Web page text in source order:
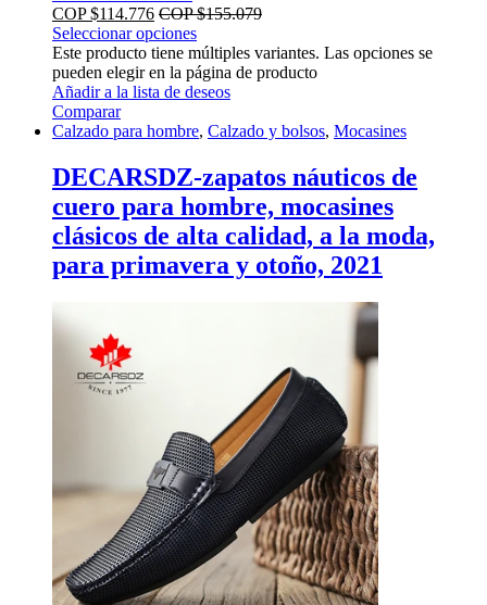
COP $114.776 COP $155.079
Seleccionar opciones
Este producto tiene múltiples variantes. Las opciones se
pueden elegir en la página de producto
Añadir a la lista de deseos
Comparar
Calzado para hombre, Calzado y bolsos, Mocasines
DECARSDZ-zapatos náuticos de
cuero para hombre, mocasines
clásicos de alta calidad, a la moda,
para primavera y otoño, 2021